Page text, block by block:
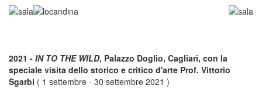
2021 - IN TO THE WILD, Palazzo Doglio, Cagliari, con la
speciale visita dello storico e critico d'arte Prof. Vittorio
Sgarbi ( 1 settembre - 30 settembre 2021 )